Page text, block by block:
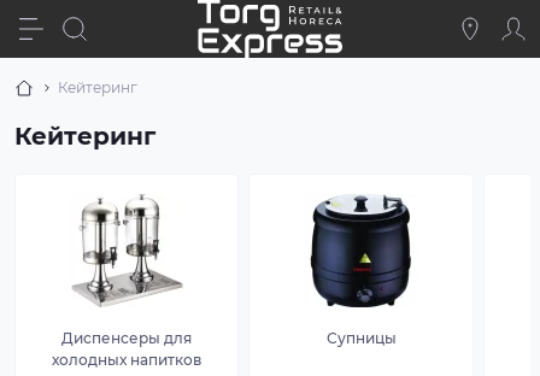
Кейтеринг
Кейтеринг
Диспенсеры для
холодных напитков
Супницы